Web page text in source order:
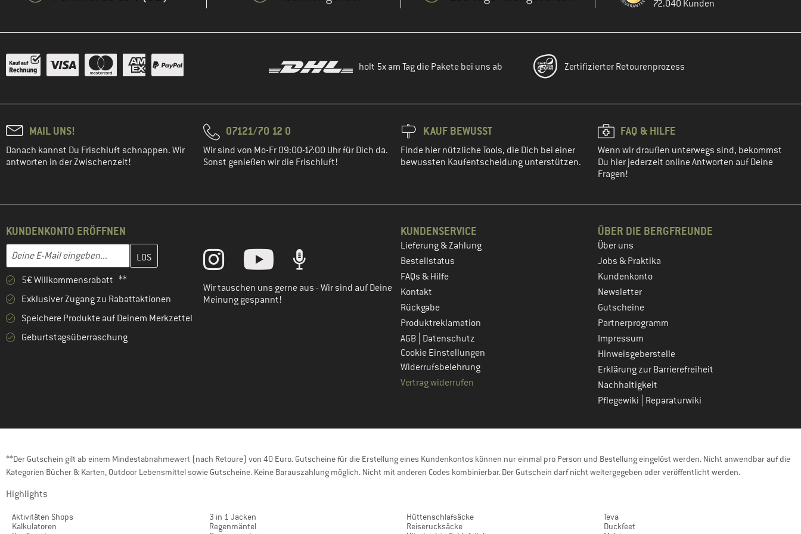
72.040 Kunden
holt 5x am Tag die Pakete bei uns ab Zertifizierter Retourenprozess
MAIL UNS!
Danach kannst Du Frischluft schnappen. Wir
antworten in der Zwischenzeit!
07121/70 12 0
Wir sind von Mo-Fr 09:00-17:00 Uhr für Dich da.
Sonst genießen wir die Frischluft!
KAUF BEWUSST
Finde hier nützliche Tools, die Dich bei einer
bewussten Kaufentscheidung unterstützen.
FAQ & HILFE
Wenn wir draußen unterwegs sind, bekommst
Du hier jederzeit online Antworten auf Deine
Fragen!
KUNDENKONTO ERÖFFNEN
E-Mail-Adresse
Gib hier deine E-Mail-Adresse ein und erstelle im nächsten Schritt dein Kundenkonto
5€ Willkommensrabatt **
Exklusiver Zugang zu Rabattaktionen
Speichere Produkte auf Deinem Merkzettel
Geburtstagsüberraschung
Wir tauschen uns gerne aus - Wir sind auf Deine
Meinung gespannt!
KUNDENSERVICE
Lieferung & Zahlung
Bestellstatus
FAQs & Hilfe
Kontakt
Rückgabe
Produktreklamation
AGB Datenschutz
Cookie Einstellungen
Widerrufsbelehrung
Vertrag widerrufen
ÜBER DIE BERGFREUNDE
Über uns
Jobs & Praktika
Kundenkonto
Newsletter
Gutscheine
Partnerprogramm
Impressum
Hinweisgeberstelle
Erklärung zur Barrierefreiheit
Nachhaltigkeit
Pflegewiki
Reparaturwiki
**Der Gutschein gilt ab einem Mindestabnahmewert (nach Retoure) von 40 Euro. Gutscheine für die Erstellung eines Kundenkontos können nur einmal pro Person und Bestellung eingelöst werden. Nicht anwendbar auf die
Kategorien Bücher & Karten, Outdoor Lebensmittel sowie Gutscheine. Keine Barauszahlung möglich. Nicht mit anderen Codes kombinierbar. Der Gutschein darf nicht weitergegeben oder veröffentlicht werden.
Highlights
Aktivitäten Shops
Kalkulatoren
3 in 1 Jacken
Regenmäntel
Hüttenschlafsäcke
Reiserucksäcke
Teva
Duckfeet